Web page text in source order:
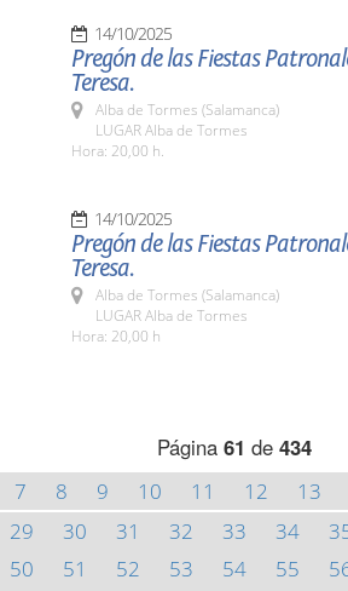
14/10/2025
Pregón de las Fiestas
Teresa.
Alba de Tormes (Salamanca)
LUGAR Alba de Tormes
Hora: 20,00 h.
14/10/2025
Pregón de las Fiestas
Teresa.
Alba de Tormes (Salamanca)
LUGAR Alba de Tormes
Hora: 20,00 h
Página 61 de 434
7 8 9 10 11 12 13
29 30 31 32 33 34
50 51 52 53 54 55